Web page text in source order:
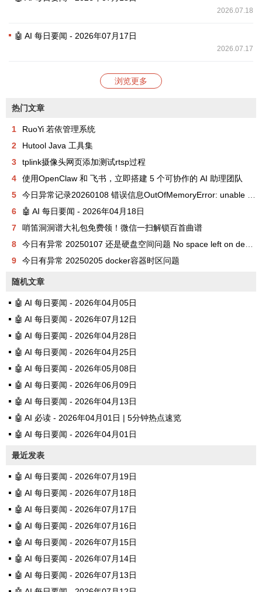
2026.07.18
🤖 AI 每日要闻 - 2026年07月17日
2026.07.17
浏览更多
热门文章
1
RuoYi 若依管理系统
2
Hutool Java 工具集
3
tplink摄像头网页添加测试rtsp过程
4
使用OpenClaw 和 飞书，立即搭建 5 个可协作的 AI 助理团队
5
今日异常记录20260108 错误信息OutOfMemoryError: unable to create new native thread
6
🤖 AI 每日要闻 - 2026年04月18日
7
哨笛洞洞谱大礼包免费领！微信一扫解锁百首曲谱
8
今日有异常 20250107 还是硬盘空间问题 No space left on device
9
今日有异常 20250205 docker容器时区问题
随机文章
🤖 AI 每日要闻 - 2026年04月05日
🤖 AI 每日要闻 - 2026年07月12日
🤖 AI 每日要闻 - 2026年04月28日
🤖 AI 每日要闻 - 2026年04月25日
🤖 AI 每日要闻 - 2026年05月08日
🤖 AI 每日要闻 - 2026年06月09日
🤖 AI 每日要闻 - 2026年04月13日
🤖 AI 必读 - 2026年04月01日 | 5分钟热点速览
🤖 AI 每日要闻 - 2026年04月01日
最近发表
🤖 AI 每日要闻 - 2026年07月19日
🤖 AI 每日要闻 - 2026年07月18日
🤖 AI 每日要闻 - 2026年07月17日
🤖 AI 每日要闻 - 2026年07月16日
🤖 AI 每日要闻 - 2026年07月15日
🤖 AI 每日要闻 - 2026年07月14日
🤖 AI 每日要闻 - 2026年07月13日